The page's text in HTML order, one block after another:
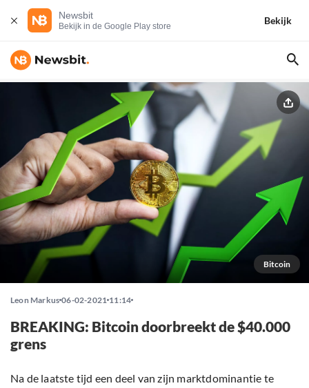
Newsbit
Bekijk in de Google Play store
Bekijk
Bitcoin
Leon Markus 06-02-2021 11:14
BREAKING: Bitcoin doorbreekt de $40.000
grens
Na de laatste tijd een deel van zijn marktdominantie te